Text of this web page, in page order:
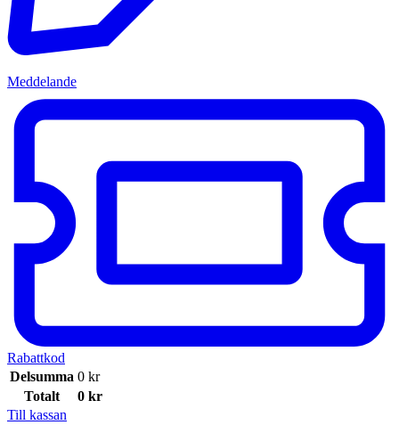
Meddelande
Rabattkod
Delsumma 0 kr
Totalt
0 kr
Till kassan